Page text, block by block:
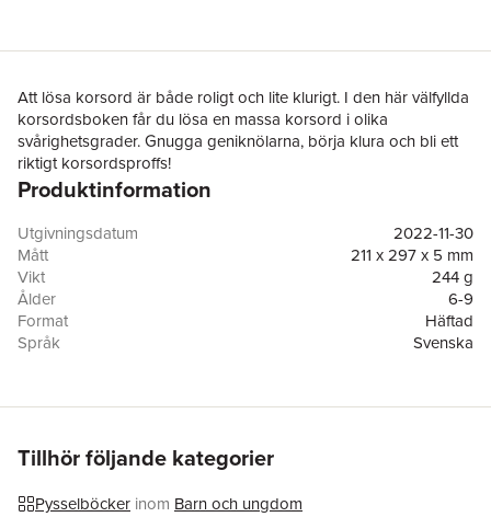
Att lösa korsord är både roligt och lite klurigt. I den här välfyllda
korsordsboken får du lösa en massa korsord i olika
svårighetsgrader. Gnugga geniknölarna, börja klura och bli ett
riktigt korsordsproffs!
Produktinformation
Utgivningsdatum
2022-11-30
Mått
211 x 297 x 5 mm
Vikt
244 g
Ålder
6-9
Format
Häftad
Språk
Svenska
Upplaga
1
Medarbetare
Miljömärkning
Tillhör följande kategorier
Pysselböcker inom Barn och ungdom